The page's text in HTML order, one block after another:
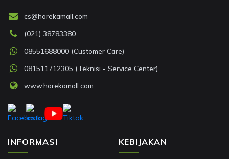
INFORMASI KEBIJAKAN
cs@horekamall.com
(021) 38783380
08551688000 (Customer Care)
081511712305 (Teknisi - Service Center)
www.horekamall.com